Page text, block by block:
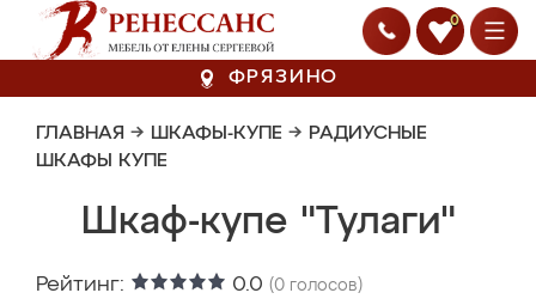
0
ФРЯЗИНО
ГЛАВНАЯ → ШКАФЫ-КУПЕ → РАДИУСНЫЕ
ШКАФЫ КУПЕ
Шкаф-купе "Тулаги"
Рейтинг: 0.0 (0 голосов)